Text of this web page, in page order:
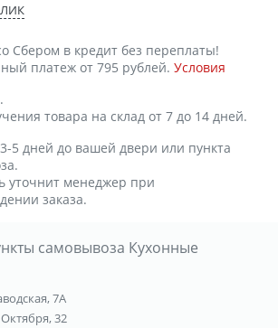
Сбером в кредит без переплаты!
платеж от 795 рублей. Условия
товара на склад от 7 до 14 дней.
5 дней до вашей двери или пункта
уточнит менеджер при
заказа.
самовывоза Кухонные
7А
32